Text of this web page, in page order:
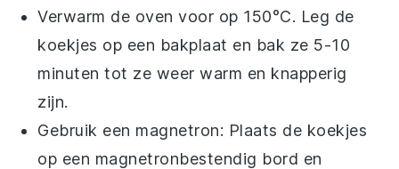
Verwarm de oven voor op 150°C. Leg de
koekjes op een bakplaat en bak ze 5-10
minuten tot ze weer warm en knapperig
zijn.
Gebruik een magnetron: Plaats de koekjes
op een magnetronbestendig bord en